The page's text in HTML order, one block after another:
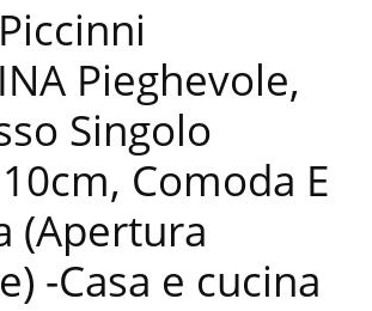
Pieghevole,
Singolo
Comoda E
(Apertura
-Casa e cucina